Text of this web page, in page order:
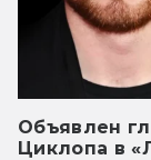
Объявлен
Циклопа в